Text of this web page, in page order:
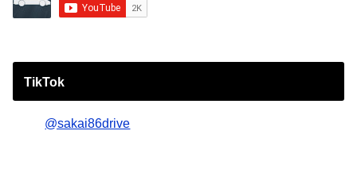
TikTok
@sakai86drive